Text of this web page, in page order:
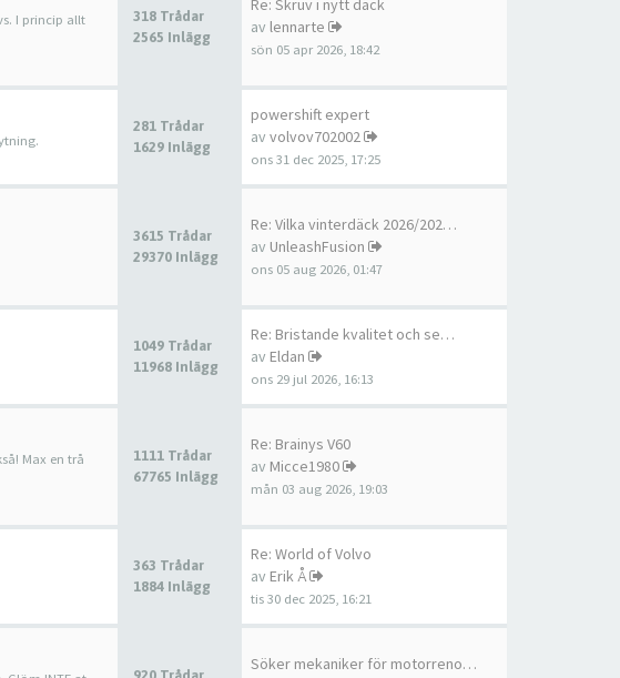
I princip allt
318 Trådar
2565 Inlägg
Re: Skruv i nytt däck
av lennarte
sön 05 apr 2026, 18:42
281 Trådar
1629 Inlägg
powershift expert
av volvov702002
ons 31 dec 2025, 17:25
3615 Trådar
29370 Inlägg
Re: Vilka vinterdäck 2026/202…
av UnleashFusion
ons 05 aug 2026, 01:47
1049 Trådar
11968 Inlägg
Re: Bristande kvalitet och se…
av Eldan
ons 29 jul 2026, 16:13
Max en trå
1111 Trådar
67765 Inlägg
Re: Brainys V60
av Micce1980
mån 03 aug 2026, 19:03
363 Trådar
1884 Inlägg
Re: World of Volvo
av Erik Å
tis 30 dec 2025, 16:21
Söker mekaniker för motorreno…